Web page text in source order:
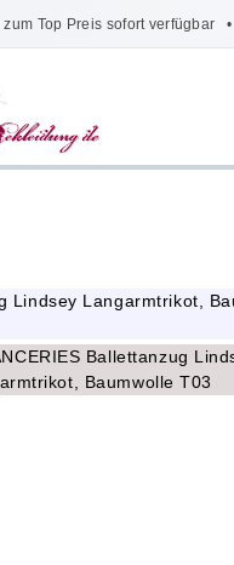
Top Preis sofort verfügbar •